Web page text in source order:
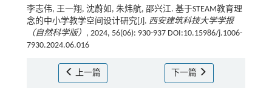
李志伟, 王一翔, 沈蔚如, 朱炜航, 邵兴江. 基于STEAM教育理
念的中小学教学空间设计研究[J]. 西安建筑科技大学学报
（自然科学版） , 2024, 56(06): 930-937 DOI:10.15986/j.1006-
7930.2024.06.016
上一篇 下一篇